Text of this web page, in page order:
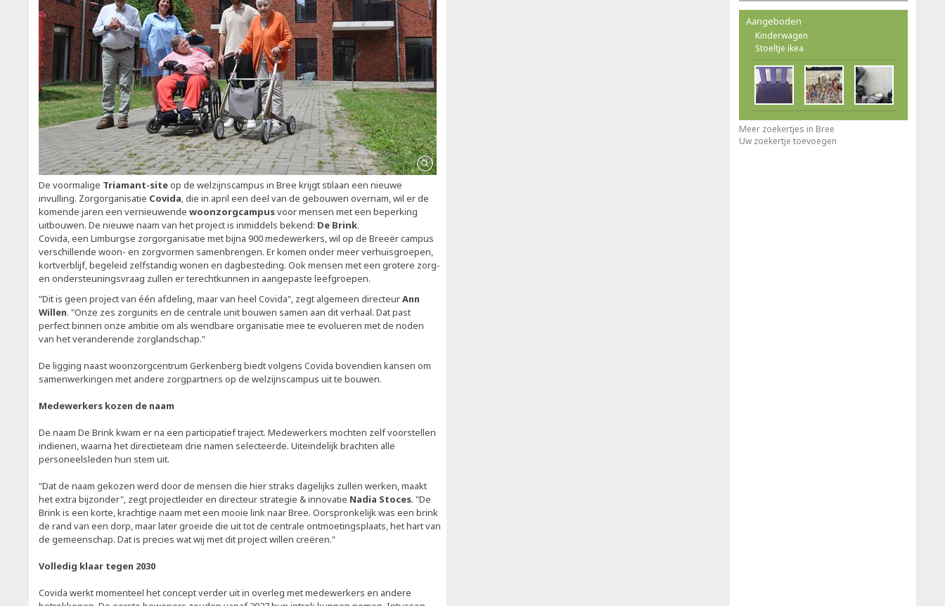
De voormalige Triamant-siteop de welzijnscampus in Bree krijgt stilaan een nieuwe
invulling. Zorgorganisatie Covida, die in april een deel van de gebouwen overnam, wil er de
komende jaren een vernieuwende woonzorgcampusvoor mensen met een beperking
uitbouwen. De nieuwe naam van het project is inmiddels bekend: De Brink.
Covida, een Limburgse zorgorganisatie met bijna 900 medewerkers, wil op de Breeër campus
verschillende woon- en zorgvormen samenbrengen. Er komen onder meer verhuisgroepen,
kortverblijf, begeleid zelfstandig wonen en dagbesteding. Ook mensen met een grotere zorg-
en ondersteuningsvraag zullen er terechtkunnen in aangepaste leefgroepen.
"Dit is geen project van één afdeling, maar van heel Covida", zegt algemeen directeurAnn
Willen. "Onze zes zorgunits en de centrale unit bouwen samen aan dit verhaal. Dat past
perfect binnen onze ambitie om als wendbare organisatie mee te evolueren met de noden
van het veranderende zorglandschap."
De ligging naast woonzorgcentrum Gerkenberg biedt volgens Covida bovendien kansen om
samenwerkingen met andere zorgpartners op de welzijnscampus uit te bouwen.
Medewerkers kozen de naam
De naam De Brink kwam er na een participatief traject. Medewerkers mochten zelf voorstellen
indienen, waarna het directieteam drie namen selecteerde. Uiteindelijk brachten alle
personeelsleden hun stem uit.
"Dat de naam gekozen werd door de mensen die hier straks dagelijks zullen werken, maakt
het extra bijzonder", zegt projectleider en directeur strategie & innovatie Nadia Stoces. "De
Brink is een korte, krachtige naam met een mooie link naar Bree. Oorspronkelijk was een brink
de rand van een dorp, maar later groeide die uit tot de centrale ontmoetingsplaats, het hart van
de gemeenschap. Dat is precies wat wij met dit project willen creëren."
Volledig klaar tegen 2030
Covida werkt momenteel het concept verder uit in overleg met medewerkers en andere
Aangeboden
Kinderwagen
Stoeltje ikea
Meer zoekertjes in Bree
Uw zoekertje toevoegen